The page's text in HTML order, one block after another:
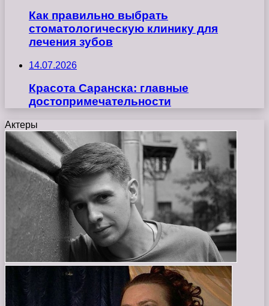
Как правильно выбрать
стоматологическую клинику для
лечения зубов
14.07.2026
Красота Саранска: главные
достопримечательности
Актеры